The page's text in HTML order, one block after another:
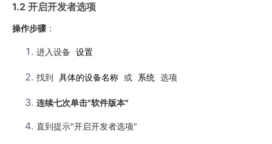
1.2 开启开发者选项
操作步骤 ：
进入设备 设置
找到 具体的设备名称 或 系统 选项
连续七次单击"软件版本"
直到提示"开启开发者选项"